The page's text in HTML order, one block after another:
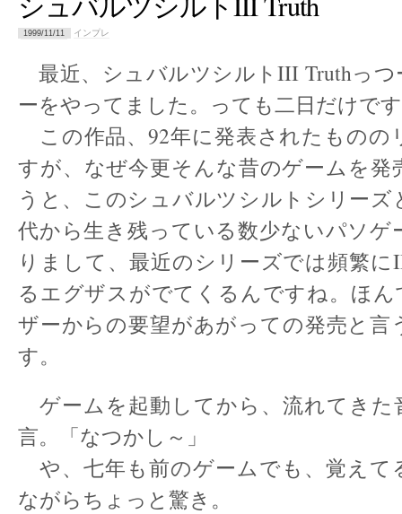
1999/11/11 インプレ
最近、シュバルツシルトIII Truthっつ
ーをやってました。っても二日だけで
この作品、92年に発表されたものの
すが、なぜ今更そんな昔のゲームを発
うと、このシュバルツシルトシリーズ
代から生き残っている数少ないパソゲ
りまして、最近のシリーズでは頻繁
るエグザスがでてくるんですね。ほん
ザーからの要望があがっての発売と言
す。
ゲームを起動してから、流れてきた
言。「なつかし～」
や、七年も前のゲームでも、覚えて
ながらちょっと驚き。